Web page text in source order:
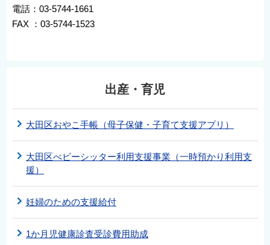
電話：03-5744-1661
FAX ：03-5744-1523
出産・育児
大田区おやこ手帳（母子保健・子育て支援アプリ）
大田区べビーシッター利用支援事業（一時預かり利用支
援）
妊婦のための支援給付
1か月児健康診査受診費用助成